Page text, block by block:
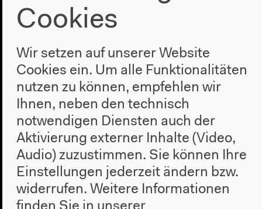
#4 The Dark Abyss of Time
Ausstellung
Cookies
Wir setzen auf unserer Website
Cookies ein. Um alle Funktionalitäten
nutzen zu können, empfehlen wir
Ihnen, neben den technisch
notwendigen Diensten auch der
Aktivierung externer Inhalte (Video,
Audio) zuzustimmen. Sie können Ihre
Einstellungen jederzeit ändern bzw.
widerrufen. Weitere Informationen